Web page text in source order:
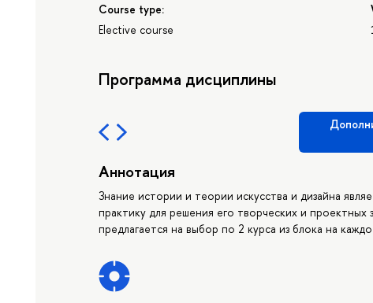
Course type:
Elective course
Программа дисциплины
Аннотация
Знание истории и теории искусства и дизайна
практику для решения его творческих и
предлагается на выбор по 2 курса из блока на